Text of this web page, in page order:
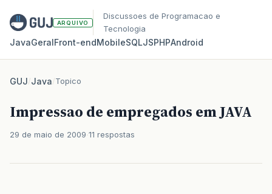
ARQUIVO
Discussoes de Programacao e
Tecnologia
JavaGeralFront‑endMobileSQLJSPHPAndroid
GUJ/Java/Topico
Impressao de empregados em JAVA
29 de maio de 2009 11 respostas